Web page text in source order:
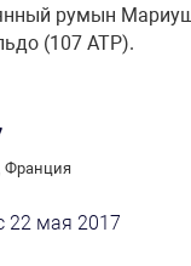
румын
(107 АТР).
Франция
22 мая 2017